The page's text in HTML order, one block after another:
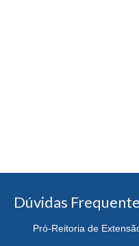
Dúvidas
Pró-Reitoria de